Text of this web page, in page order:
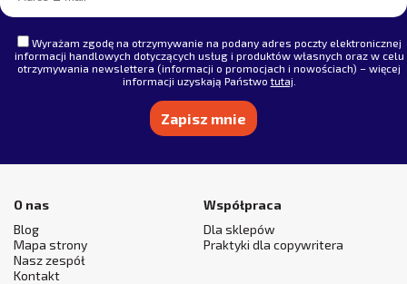
Wyrażam zgodę na otrzymywanie na podany adres poczty elektronicznej
informacji handlowych dotyczących usług i produktów własnych oraz w celu
otrzymywania newslettera (informacji o promocjach i nowościach) – więcej
informacji uzyskają Państwotutaj
O nas
Blog
Mapa strony
Nasz zespół
Kontakt
Współpraca
Dla sklepów
Praktyki dla copywritera